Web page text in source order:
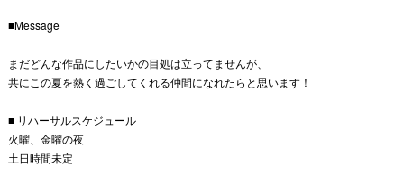
■Message
まだどんな作品にしたいかの目処は立ってませんが、
共にこの夏を熱く過ごしてくれる仲間になれたらと思います！
■ リハーサルスケジュール
火曜、金曜の夜
土日時間未定